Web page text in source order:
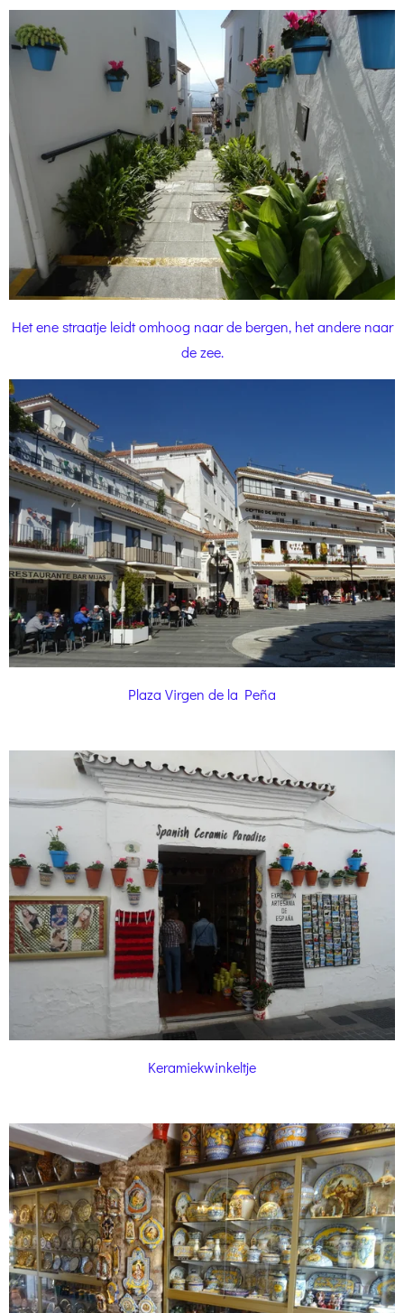
Het ene straatje leidt omhoog naar de bergen, het andere naar
de zee.
Plaza Virgen de la Peña
Keramiekwinkeltje